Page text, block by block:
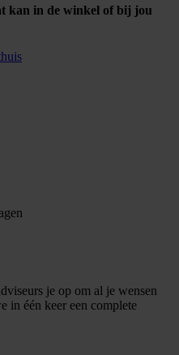
kan in de winkel of bij jou
je op om al je wensen
in één keer een complete